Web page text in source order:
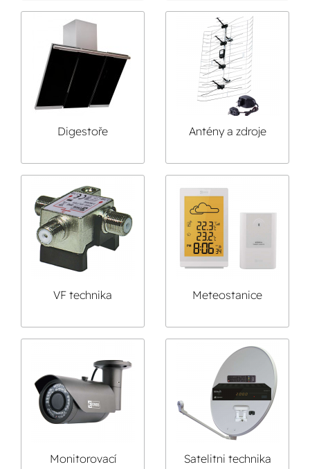
Digestoře Antény a zdroje
VF technika Meteostanice
Monitorovací
Satelitni technika